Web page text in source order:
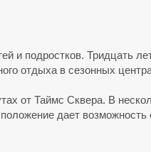
и подростков. Тридцать
отдыха в сезонных
от Таймс Сквера. В
дает